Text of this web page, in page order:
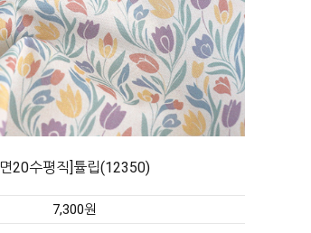
면20수평직]튤립(12350)
7,300원